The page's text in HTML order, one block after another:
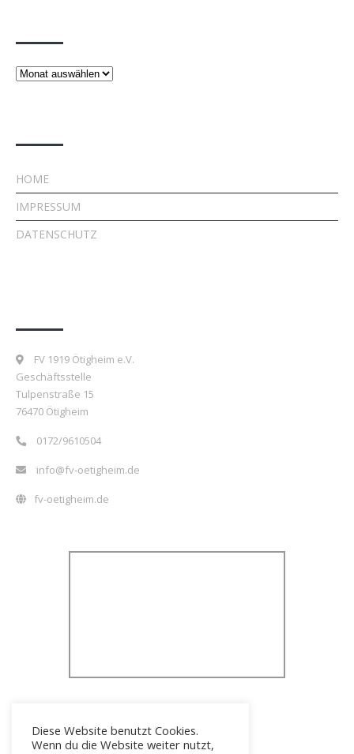
Beiträge
HOME
IMPRESSUM
DATENSCHUTZ
FV 1919 Ötigheim e.V.
Geschäftsstelle
Tulpenstraße 15
76470 Ötigheim
0172/9610504
info@fv-oetigheim.de
fv-oetigheim.de
Diese Website benutzt Cookies.
Wenn du die Website weiter nutzt,